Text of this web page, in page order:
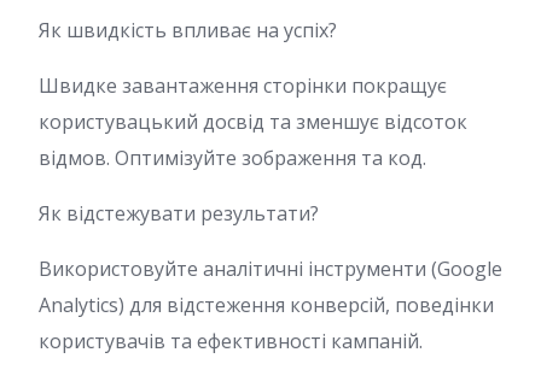
Як швидкість впливає на успіх?
Швидке завантаження сторінки покращує
користувацький досвід та зменшує відсоток
відмов. Оптимізуйте зображення та код.
Як відстежувати результати?
Використовуйте аналітичні інструменти (Google
Analytics) для відстеження конверсій, поведінки
користувачів та ефективності кампаній.